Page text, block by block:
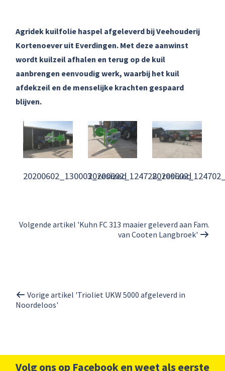
Agridek kuilfolie haspel afgeleverd bij Veehouderij
Kortenoever uit Everdingen. Met deze aanwinst
wordt kuilzeil afhalen en terug op de kuil
aanbrengen eenvoudig werk, waarbij het kuil
afdekzeil en de menselijke krachten gespaard
blijven.
20200602_130003_resized20200602_124728_resized
Volgende artikel 'Kuhn FC 313 maaier geleverd aan Fam.
van Cooten Langbroek'
Vorige artikel 'Trioliet UKW 5000 afgeleverd in
Noordeloos'
Volg ons op Facebook en weet als eerste